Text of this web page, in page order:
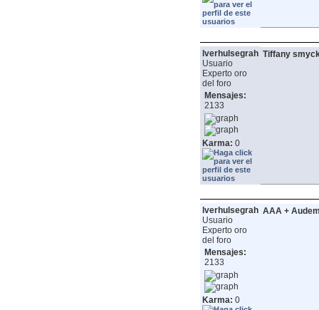
lverhulsegrah
Usuario
Experto oro
del foro
Mensajes:
2133
Karma: 0
Tiffany
lverhulsegrah
Usuario
Experto oro
del foro
Mensajes:
2133
Karma: 0
AAA +